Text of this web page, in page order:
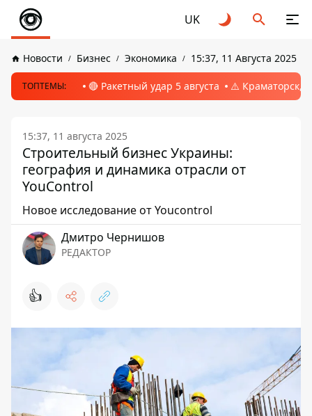
UK
Новости Бизнес Экономика 15:37, 11 Августа 2025
ТОПТЕМЫ: 🔴 Ракетный удар 5 августа ⚠️ Краматорск,
15:37, 11 августа 2025
Строительный бизнес Украины:
география и динамика отрасли от
YouControl
Новое исследование от Youcontrol
Дмитро Чернишов
РЕДАКТОР
👍